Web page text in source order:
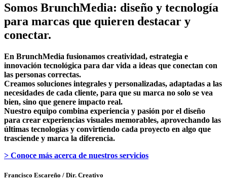
Somos BrunchMedia: diseño y tecnología
para marcas que quieren destacar y
conectar.
En BrunchMedia fusionamos creatividad, estrategia e
innovación tecnológica para dar vida a ideas que conectan con
las personas correctas.
Creamos soluciones integrales y personalizadas, adaptadas a las
necesidades de cada cliente, para que su marca no solo se vea
bien, sino que genere impacto real.
Nuestro equipo combina experiencia y pasión por el diseño
para crear experiencias visuales memorables, aprovechando las
últimas tecnologías y convirtiendo cada proyecto en algo que
trasciende y marca la diferencia.
> Conoce más acerca de nuestros servicios
Francisco Escareño / Dir. Creativo